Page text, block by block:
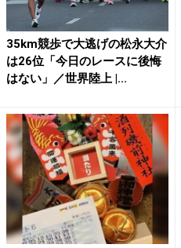
35km競歩で大逃げの松永大介
は26位「今日のレースに後悔
はない」／世界陸上 |...